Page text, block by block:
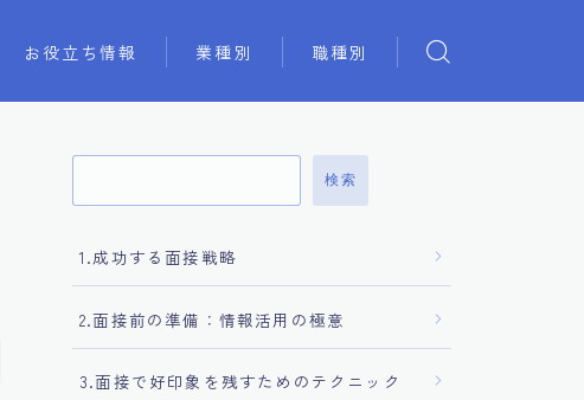
お役立ち情報 業種別 職種別
検索
1.成功する面接戦略
2.面接前の準備：情報活用の極意
3.面接で好印象を残すためのテクニック